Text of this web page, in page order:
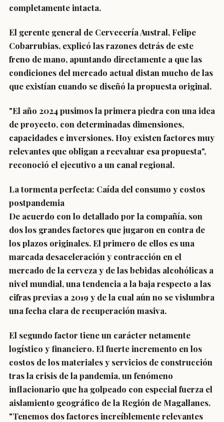
completamente intacta.
El gerente general de Cervecería Austral, Felipe
Cobarrubias, explicó las razones detrás de este
freno de mano, apuntando directamente a que las
condiciones del mercado actual distan mucho de las
que existían cuando se diseñó la propuesta original.
"El año 2024 pusimos la primera piedra con una idea
de proyecto, con determinadas dimensiones,
capacidades e inversiones. Hoy existen factores muy
relevantes que obligan a reevaluar esa propuesta",
reconoció el ejecutivo a un canal regional.
La tormenta perfecta: Caída del consumo y costos
postpandemia
De acuerdo con lo detallado por la compañía, son
dos los grandes factores que jugaron en contra de
los plazos originales. El primero de ellos es una
marcada desaceleración y contracción en el
mercado de la cerveza y de las bebidas alcohólicas a
nivel mundial, una tendencia a la baja respecto a las
cifras previas a 2019 y de la cual aún no se vislumbra
una fecha clara de recuperación masiva.
El segundo factor tiene un carácter netamente
logístico y financiero. El fuerte incremento en los
costos de los materiales y servicios de construcción
tras la crisis de la pandemia, un fenómeno
inflacionario que ha golpeado con especial fuerza el
aislamiento geográfico de la Región de Magallanes.
"Tenemos dos factores increíblemente relevantes